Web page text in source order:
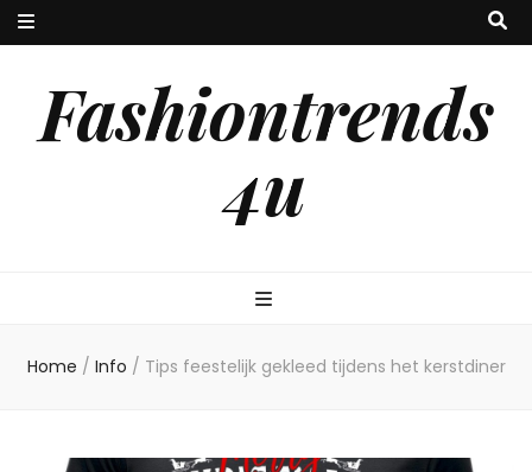
Fashiontrends
4u
Home / Info / Tips feestelijk gekleed tijdens het kerstdiner